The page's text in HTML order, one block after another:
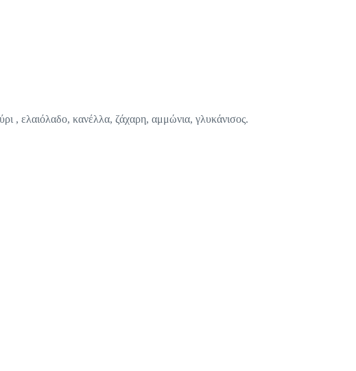
, ελαιόλαδο, κανέλλα, ζάχαρη, αμμώνια, γλυκάνισος.